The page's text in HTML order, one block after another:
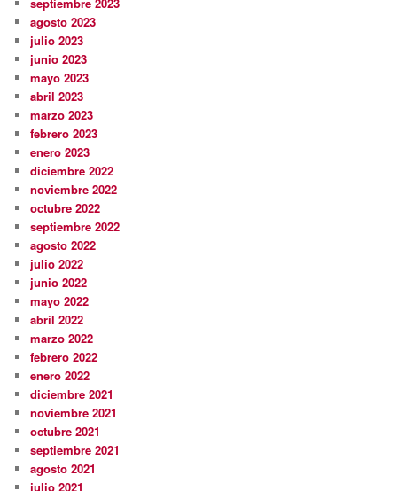
agosto 2023
julio 2023
junio 2023
mayo 2023
abril 2023
marzo 2023
febrero 2023
enero 2023
diciembre 2022
noviembre 2022
octubre 2022
septiembre 2022
agosto 2022
julio 2022
junio 2022
mayo 2022
abril 2022
marzo 2022
febrero 2022
enero 2022
diciembre 2021
noviembre 2021
octubre 2021
septiembre 2021
agosto 2021
julio 2021